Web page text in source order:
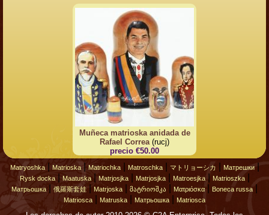
Muñeca matrioska anidada de
Rafael Correa(rucj)
precio €50.00
Matryoshka| Matrioska| Matriochka| Matroschka| マトリョーシカ Матрешки|
Rysk docka| Maatuska| Matrjosjka| Matrjosjka| Matroesjka| Matrioszka|
Матрьошка 俄羅斯套娃 Matrjoska მატრიოშკა Ματριόσκα Boneca russa
Matriosca Matruska Матрьошка Matriosca